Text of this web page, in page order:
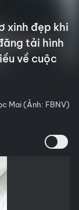
xinh đẹp khi
tải hình
về cuộc
Mai (Ảnh: FBNV)